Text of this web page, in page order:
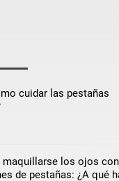
cuidar las pestañas
maquillarse los ojos con
de pestañas: ¿A qué